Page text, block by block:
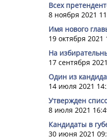
Всех
8 ноября 2021
Имя нового
19 октября 2021
На
17 сентября
Один из
14 июля 2021
Утвержден
8 июля 2021
Кандидаты в
30 июня 2021